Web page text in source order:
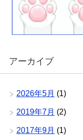
アーカイブ
2026年5月 (1)
2019年7月 (2)
2017年9月 (1)